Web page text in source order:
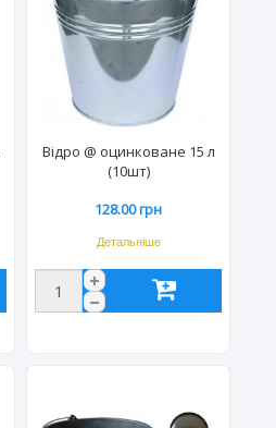
Відро @ оцинковане 15 л
(10шт)
128.00 грн
Детальніше